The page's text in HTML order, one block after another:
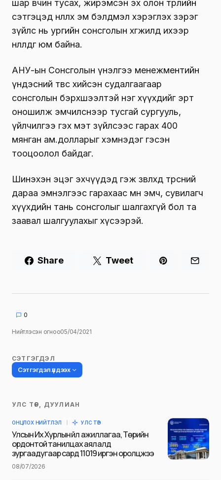
шар өвчин тусах, жирэмсэн эх олон төрлийн
сэтгэцэд нөлөөлөх эм бэлдмэл хэрэглэх зэрэг
зүйлс нь ургийн сонсголын хөгжилд ихээр
нөлөөлдөг юм байна.
АНУ-ын Сонсголын үнэлгээ менежментийн
үндэсний төвөөс хийсэн судалгаагаар
сонсголын бэрхшээлтэй нэг хүүхдийг эрт
оношилж эмчилснээр тусгай сургууль,
үйлчилгээ гэх мэт зүйлсээс гарах 400
мянган ам.долларыг хэмнэдэг гэсэн
тооцоолол байдаг.
Шинэхэн эцэг эхчүүдэд гэж зөвлөхөд төрсний
дараа эмнэлгээс гарахаас өмнө эмч, сувилагч
хүүхдийн тань сонсголыг шалгахгүй бол та
заавал шалгуулахыг хүсээрэй.
Share Tweet
0
Нийтлэсэн огноо05/04/2021
СЭТГЭГДЭЛ
Сэтгэгдэл үлдээх
Таны имэйл хаягийг нийтлэхгүй.
тэмдэглэсэн
Name
УЛС ТӨР, ДУУЛИАН
ОНЦЛОХ НИЙТЛЭЛ УЛС ТӨР
Улсын Их Хурлын үйл ажиллагаа, Төрийн
ордонтой танилцах аялалд
зургаадугаар сард 11019 иргэн оролцжээ
08/07/2026